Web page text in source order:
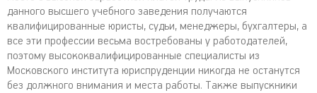
данного высшего учебного заведения получаются
квалифицированные юристы, судьи, менеджеры, бухгалтеры, а
все эти профессии весьма востребованы у работодателей,
поэтому высококвалифицированные специалисты из
Московского института юриспруденции никогда не останутся
без должного внимания и места работы. Также выпускники